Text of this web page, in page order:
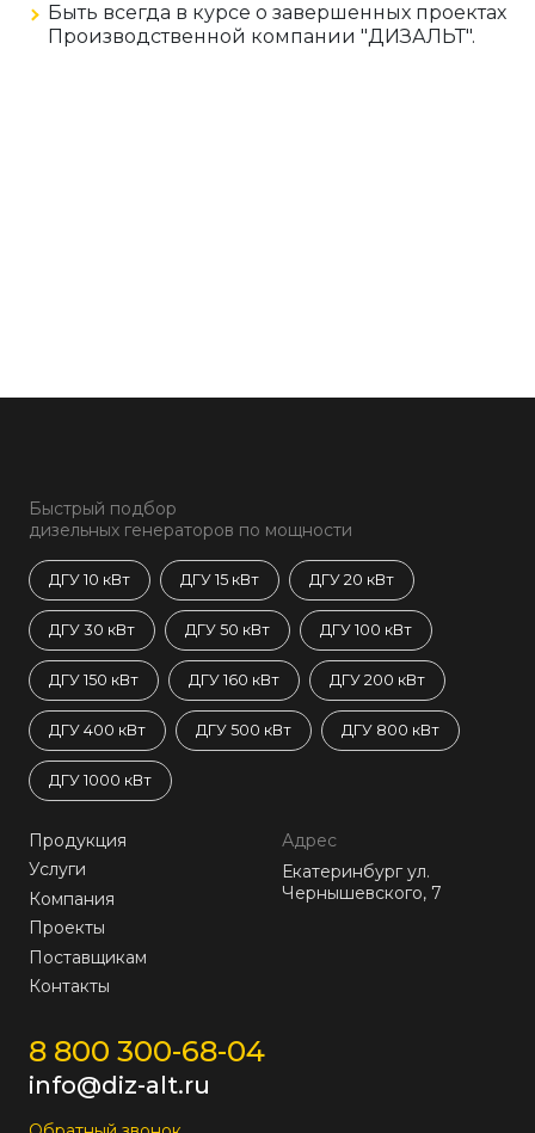
Быть всегда в курсе о завершенных проектах
Производственной компании "ДИЗАЛЬТ".
Быстрый подбор
дизельных генераторов по мощности
ДГУ 10 кВт ДГУ 15 кВт ДГУ 20 кВт
ДГУ 30 кВт ДГУ 50 кВт ДГУ 100 кВт
ДГУ 150 кВт ДГУ 160 кВт ДГУ 200 кВт
ДГУ 400 кВт ДГУ 500 кВт ДГУ 800 кВт
ДГУ 1000 кВт
Продукция
Услуги
Компания
Проекты
Поставщикам
Контакты
Адрес
Екатеринбург ул.
Чернышевского, 7
8 800 300-68-04
info@diz-alt.ru